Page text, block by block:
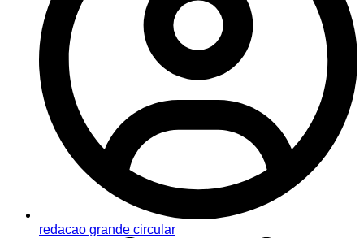
redacao grande circular